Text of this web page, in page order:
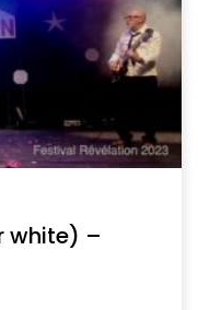
white) –